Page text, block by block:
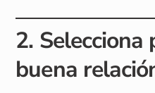
2. Selecciona
buena